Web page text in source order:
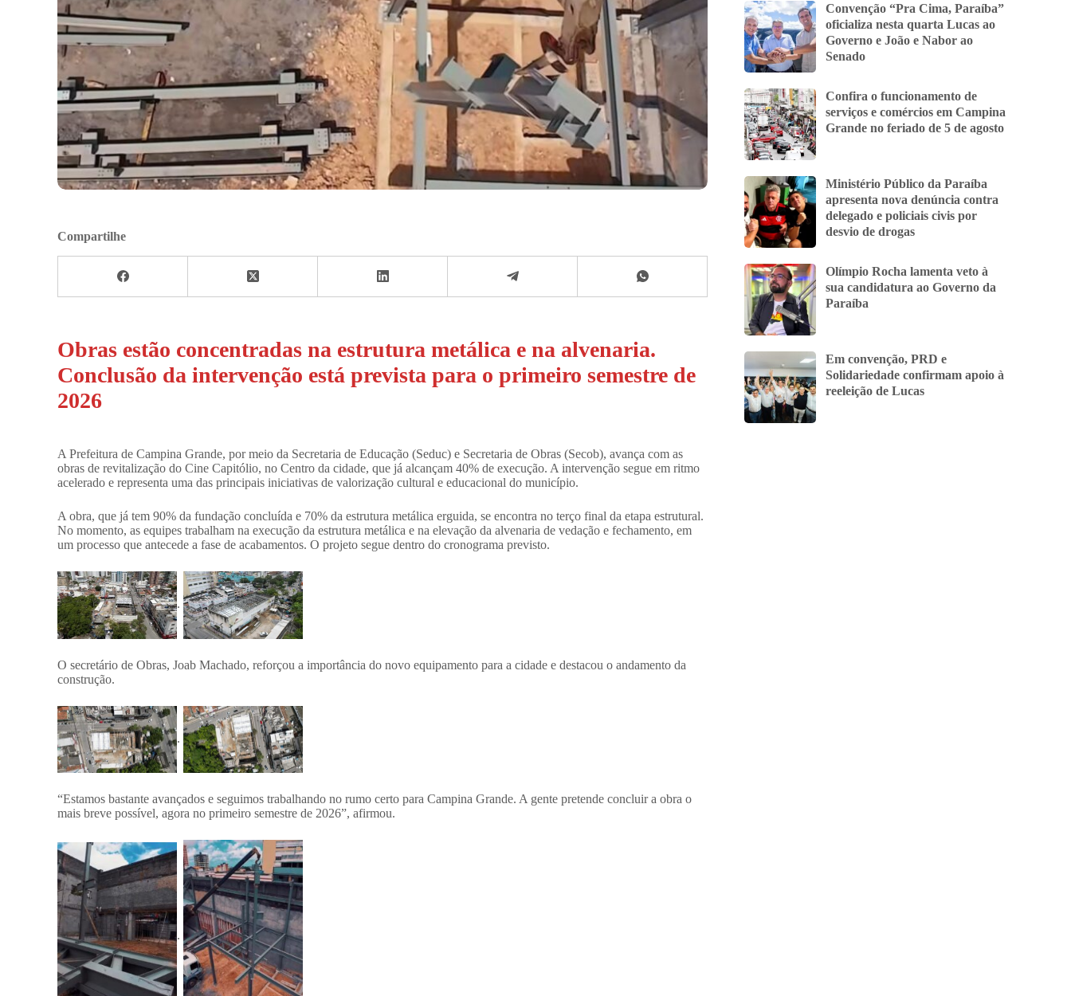
Compartilhe
Obras estão concentradas na estrutura metálica e na alvenaria.
Conclusão da intervenção está prevista para o primeiro semestre de
2026
A Prefeitura de Campina Grande, por meio da Secretaria de Educação (Seduc) e Secretaria de Obras (Secob), avança com as
obras de revitalização do Cine Capitólio, no Centro da cidade, que já alcançam 40% de execução. A intervenção segue em ritmo
acelerado e representa uma das principais iniciativas de valorização cultural e educacional do município.
A obra, que já tem 90% da fundação concluída e 70% da estrutura metálica erguida, se encontra no terço final da etapa estrutural.
No momento, as equipes trabalham na execução da estrutura metálica e na elevação da alvenaria de vedação e fechamento, em
um processo que antecede a fase de acabamentos. O projeto segue dentro do cronograma previsto.
.
O secretário de Obras, Joab Machado, reforçou a importância do novo equipamento para a cidade e destacou o andamento da
construção.
.
“Estamos bastante avançados e seguimos trabalhando no rumo certo para Campina Grande. A gente pretende concluir a obra o
mais breve possível, agora no primeiro semestre de 2026”, afirmou.
.
Convenção “Pra Cima, Paraíba”
oficializa nesta quarta Lucas ao
Governo e João e Nabor ao
Senado
Confira o funcionamento de
serviços e comércios em Campina
Grande no feriado de 5 de agosto
Ministério Público da Paraíba
apresenta nova denúncia contra
delegado e policiais civis por
desvio de drogas
Olímpio Rocha lamenta veto à
sua candidatura ao Governo da
Paraíba
Em convenção, PRD e
Solidariedade confirmam apoio à
reeleição de Lucas